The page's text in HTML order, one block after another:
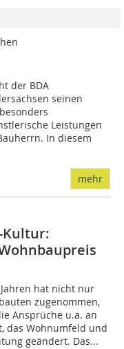
der BDA
seinen
Leistungen
In diesem
mehr
Kultur:
hat nicht nur
zugenommen,
Ansprüche u.a. an
das Wohnumfeld und
geändert. Das...